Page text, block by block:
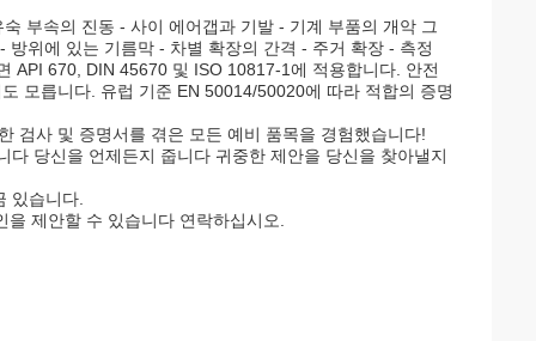
부속의 진동 - 사이 에어갭과 기발 - 기계 부품의 개악 그
위에 있는 기름막 - 차별 확장의 간격 - 주거 확장 - 측정
API 670, DIN 45670 및 ISO 10817-1에 적용합니다. 안전
모릅니다. 유럽 기준 EN 50014/50020에 따라 적합의 증명
검사 및 증명서를 겪은 모든 예비 품목을 경험했습니다!
당신을 언제든지 줍니다 귀중한 제안을 당신을 찾아낼지
있습니다.
제안할 수 있습니다 연락하십시오.